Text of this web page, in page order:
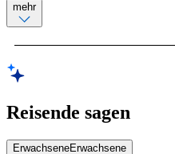
mehr
Reisende sagen
ErwachseneErwachsene